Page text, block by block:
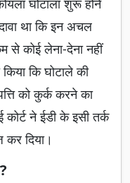
घोटाला शुरू होने
था कि इन अचल
से कोई लेना-देना नहीं
कि घोटाले की
को कुर्क करने का
ने ईडी के इसी तर्क
कर दिया।